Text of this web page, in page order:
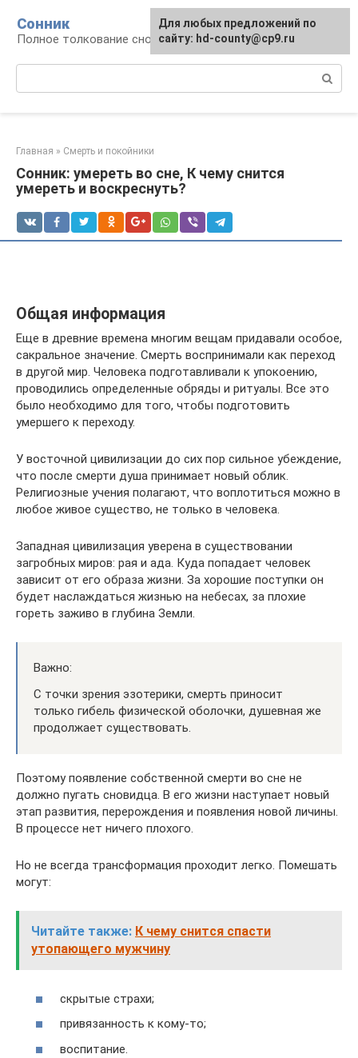
контенту
Сонник
Полное толкование снов
Главная » Смерть и покойники
Сонник: умереть во сне, К чему снится
умереть и воскреснуть?
Общая информация
Еще в древние времена многим вещам придавали особое,
сакральное значение. Смерть воспринимали как переход
в другой мир. Человека подготавливали к упокоению,
проводились определенные обряды и ритуалы. Все это
было необходимо для того, чтобы подготовить
умершего к переходу.
У восточной цивилизации до сих пор сильное убеждение,
что после смерти душа принимает новый облик.
Религиозные учения полагают, что воплотиться можно в
любое живое существо, не только в человека.
Западная цивилизация уверена в существовании
загробных миров: рая и ада. Куда попадает человек
зависит от его образа жизни. За хорошие поступки он
будет наслаждаться жизнью на небесах, за плохие
гореть заживо в глубина Земли.
Важно:
С точки зрения эзотерики, смерть приносит
только гибель физической оболочки, душевная же
продолжает существовать.
Поэтому появление собственной смерти во сне не
должно пугать сновидца. В его жизни наступает новый
этап развития, перерождения и появления новой личины.
В процессе нет ничего плохого.
Но не всегда трансформация проходит легко. Помешать
могут:
Читайте также: К чему снится спасти
утопающего мужчину
скрытые страхи;
привязанность к кому-то;
воспитание.
Для любых предложений по
сайту: hd-county@cp9.ru